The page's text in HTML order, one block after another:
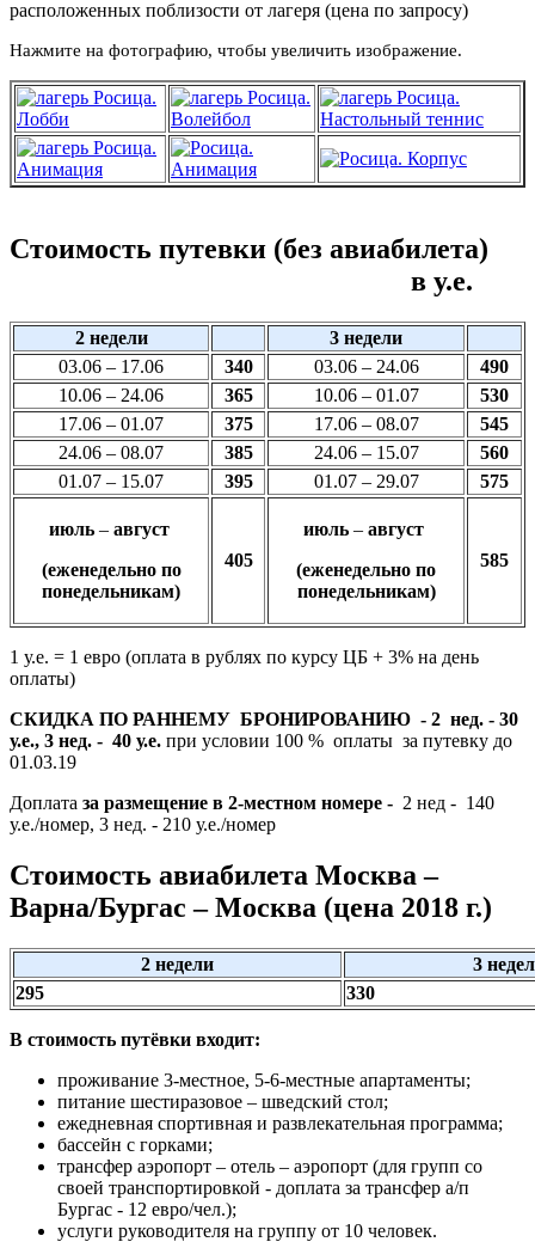
расположенных поблизости от лагеря (цена по запросу)
Нажмите на фотографию, чтобы увеличить изображение.
Стоимость путевки (без авиабилета)
в у.е.
2 недели
3 недели
03.06 – 17.06 340 03.06 –24.06
490
10.06 – 24.06 365 10.06 –01.07
530
17.06 – 01.07 375 17.06 –08.07
545
24.06 – 08.07 385 24.06 –15.07
560
01.07 – 15.07 395 01.07 –29.07 575
июль –август
(еженедельно по
понедельникам)
405
июль – август
(еженедельно по
понедельникам)
585
1 у.е. = 1 евро (оплата в рублях по курсу ЦБ + 3% на день
оплаты)
СКИДКА ПО РАННЕМУ БРОНИРОВАНИЮ - 2 нед. - 30
у.е., 3 нед. - 40 у.е. при условии 100 % оплаты за путевку до
01.03.19
Доплата за размещение в 2-местном номере - 2 нед - 140
у.е./номер, 3 нед. - 210 у.е./номер
Стоимость авиабилета Москва –
Варна/Бургас – Москва (цена 2018 г.)
2 недели
3
295
330
В стоимость путёвки входит:
проживание 3-местное, 5-6-местные апартаменты;
питание шестиразовое – шведский стол;
ежедневная спортивная и развлекательная программа;
бассейн с горками;
трансфер аэропорт – отель – аэропорт (для групп со
своей транспортировкой - доплата за трансфер а/п
Бургас - 12 евро/чел.);
услуги руководителя на группу от 10 человек.